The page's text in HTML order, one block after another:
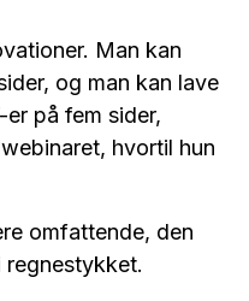
Man kan
og man kan lave
er på fem sider,
hvortil hun
omfattende, den
regnestykket.